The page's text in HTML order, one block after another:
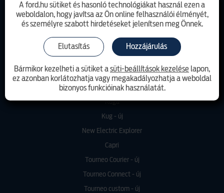
Pickup
Puma
Puma - új Gen-E
Focus
Kuga
Kug - új
New Electric Explorer
Capri
Tourneo Courier - új
Tourneo Connect - új
Tourneo custom - új
A ford.hu sütiket és hasonló technológiákat használ ezen a
weboldalon, hogy javítsa az Ön online felhasználói élményét,
és személyre szabott hirdetéseket jelenítsen meg Önnek.
Elutasítás Hozzájárulás
Bármikor kezelheti a sütiket asüti-beállítások kezelése lapon,
ez azonban korlátozhatja vagy megakadályozhatja a weboldal
bizonyos funkcióinak használatát.